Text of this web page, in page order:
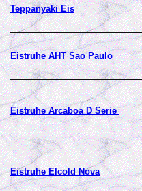
Teppanyaki Eis
Eistruhe AHT Sao Paulo
Eistruhe Arcaboa D Serie
Eistruhe Elcold Nova